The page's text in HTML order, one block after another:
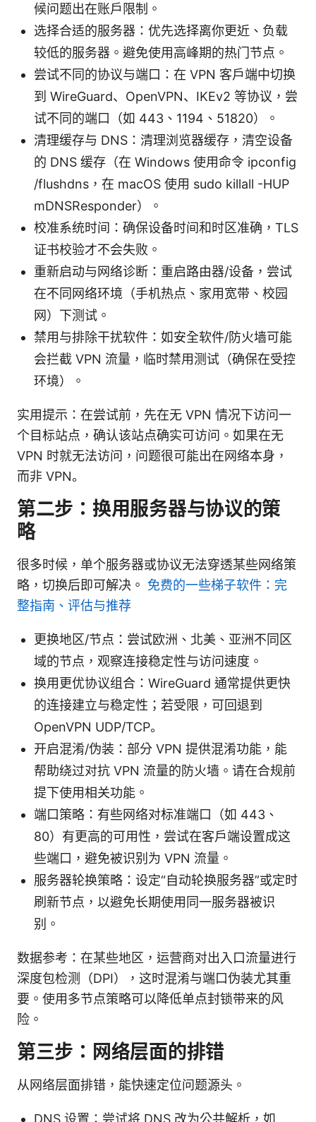
候问题出在账户限制。
选择合适的服务器：优先选择离你更近、负载
较低的服务器。避免使用高峰期的热门节点。
尝试不同的协议与端口：在 VPN 客户端中切换
到 WireGuard、OpenVPN、IKEv2 等协议，尝
试不同的端口（如 443、1194、51820）。
清理缓存与 DNS：清理浏览器缓存，清空设备
的 DNS 缓存（在 Windows 使用命令 ipconfig
/flushdns，在 macOS 使用 sudo killall -HUP
mDNSResponder）。
校准系统时间：确保设备时间和时区准确，TLS
证书校验才不会失败。
重新启动与网络诊断：重启路由器/设备，尝试
在不同网络环境（手机热点、家用宽带、校园
网）下测试。
禁用与排除干扰软件：如安全软件/防火墙可能
会拦截 VPN 流量，临时禁用测试（确保在受控
环境）。
实用提示：在尝试前，先在无 VPN 情况下访问一
个目标站点，确认该站点确实可访问。如果在无
VPN 时就无法访问，问题很可能出在网络本身，
而非 VPN。
第二步：换用服务器与协议的策
略
很多时候，单个服务器或协议无法穿透某些网络策
略，切换后即可解决。 免费的一些梯子软件：完
整指南、评估与推荐
更换地区/节点：尝试欧洲、北美、亚洲不同区
域的节点，观察连接稳定性与访问速度。
换用更优协议组合：WireGuard 通常提供更快
的连接建立与稳定性；若受限，可回退到
OpenVPN UDP/TCP。
开启混淆/伪装：部分 VPN 提供混淆功能，能
帮助绕过对抗 VPN 流量的防火墙。请在合规前
提下使用相关功能。
端口策略：有些网络对标准端口（如 443、
80）有更高的可用性，尝试在客户端设置成这
些端口，避免被识别为 VPN 流量。
服务器轮换策略：设定“自动轮换服务器”或定时
刷新节点，以避免长期使用同一服务器被识
别。
数据参考：在某些地区，运营商对出入口流量进行
深度包检测（DPI），这时混淆与端口伪装尤其重
要。使用多节点策略可以降低单点封锁带来的风
险。
第三步：网络层面的排错
从网络层面排错，能快速定位问题源头。
DNS 设置：尝试将 DNS 改为公共解析，如